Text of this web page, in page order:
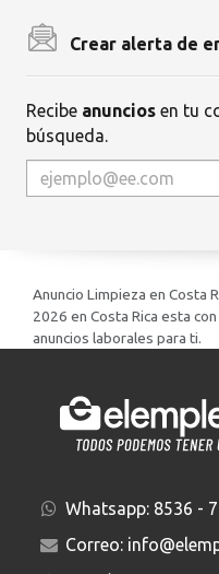
Crear alerta de
Recibe anuncios en tu
búsqueda.
Anuncio Limpieza en Costa
2026 en Costa Rica esta
anuncios laborales para ti.
Whatsapp: 8536 -
Correo: